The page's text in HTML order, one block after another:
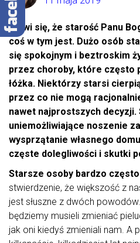
Mówi się, że starość Panu
coś w tym jest. Dużo osób
się spokojnym i beztroskim
przez choroby, które często
łóżka. Niektórzy starsi
przez co nie mogą
nawet najprostszych decyzji.
uniemożliwiające noszenie
wysprzątanie własnego
częste dolegliwości i skutki
Starsze osoby bardzo
stwierdzenie, że większość z
jest słuszne z dwóch
będziemy musieli zmieniać
jak oni kiedyś zmieniali nam. A